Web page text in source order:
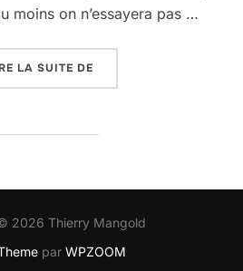
moins on n’essayera pas …
LA SUITE DE
2026 Thierry Mangold
par WPZOOM